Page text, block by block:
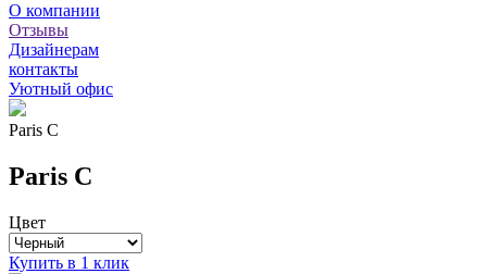
О компании
Отзывы
Дизайнерам
контакты
Уютный офис
Paris С
Paris С
Цвет
Купить в 1 клик